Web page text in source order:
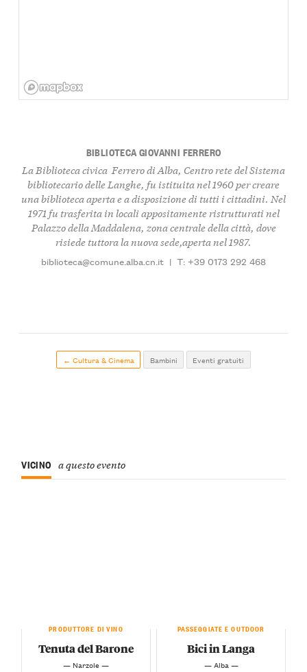
BIBLIOTECA GIOVANNI FERRERO
La Biblioteca civica Ferrero di Alba, Centro rete del Sistema
bibliotecario delle Langhe, fu istituita nel 1960 per creare
una biblioteca aperta e a disposizione di tutti i cittadini. Nel
1971 fu trasferita in locali appositamente ristrutturati nel
Palazzo della Maddalena, zona centrale della città, dove
risiede tuttora la nuova sede,aperta nel 1987.
biblioteca@comune.alba.cn.it | T: +39 0173 292 468
← Cultura & Cinema Bambini Eventi gratuiti
VICINO a questo evento
PRODUTTORE DI VINO
Tenuta del Barone
— Narzole —
PASSEGGIATE E OUTDOOR
Bici in Langa
— Alba —